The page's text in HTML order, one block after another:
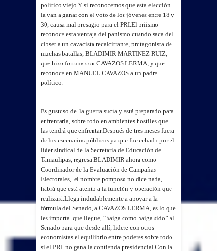
político viejo.Y si reconocemos que esta elección
la van a ganar con el voto de los jóvenes entre 18 y
30, causa mal presagio para el PRI.El priismo
reconoce esta ventaja del panismo cuando saca del
closet a un cavacista recalcitrante, protagonista de
muchas batallas, BLADIMIR MARTINEZ RUIZ,
que hizo fortuna con CAVAZOS LERMA, y que
reconoce en MANUEL CAVAZOS a un padre
político.
Es gustoso de la guerra sucia y está preparado para
enfrentarla, sobre todo en ambientes hostiles que
las tendrá que enfrentar.Después de tres meses fuera
de los escenarios públicos ya que fue echado por el
líder sindical de la Secretaria de Educación de
Tamaulipas, regresa BLADIMIR ahora como
Coordinador de la Evaluación de Campañas
Electorales, el nombre pomposo no dice nada,
habrá que está atento a la función y operación que
realizará. Llega indudablemente a apoyar a la
fórmula del Senado, a CAVAZOS LERMA, es lo que
les importa que llegue, “haiga como haiga sido” al
Senado para que desde allí, lidere con otros
economistas el equilibrio entre poderes sobre todo
si el PRI no gana la contienda presidencial. Con la